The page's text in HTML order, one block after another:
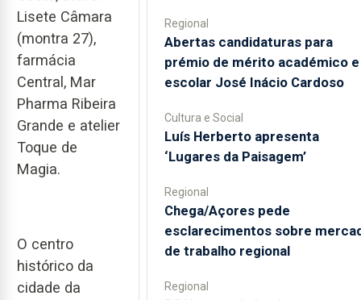
Lisete Câmara
(montra 27),
farmácia
Central, Mar
Pharma Ribeira
Grande e atelier
Toque de
Magia.
O centro
histórico da
cidade da
Regional
Abertas candidaturas para
prémio de mérito académico e
escolar José Inácio Cardoso
Cultura e Social
Luís Herberto apresenta
‘Lugares da Paisagem’
Regional
Chega/Açores pede
esclarecimentos sobre
de trabalho regional
Regional